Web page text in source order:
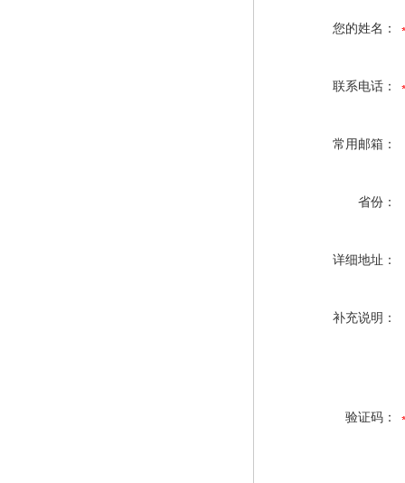
您的姓名：
联系电话：
常用邮箱：
省份：
详细地址：
补充说明：
验证码：